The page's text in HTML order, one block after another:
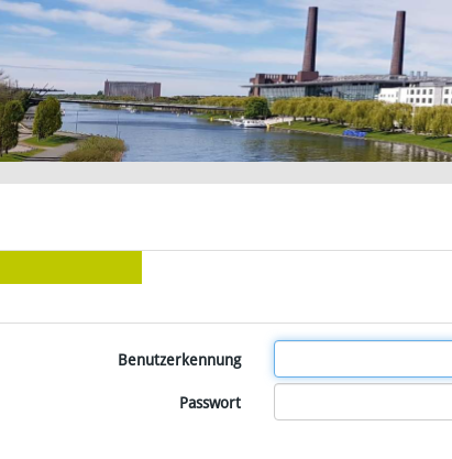
Benutzerkennung
Passwort